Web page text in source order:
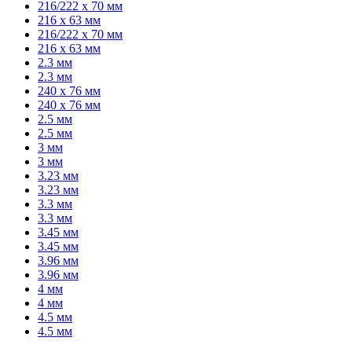
216/222 x 70 мм
216 x 63 мм
216/222 x 70 мм
216 x 63 мм
2.3 мм
2.3 мм
240 x 76 мм
240 x 76 мм
2.5 мм
2.5 мм
3 мм
3 мм
3.23 мм
3.23 мм
3.3 мм
3.3 мм
3.45 мм
3.45 мм
3.96 мм
3.96 мм
4 мм
4 мм
4.5 мм
4.5 мм